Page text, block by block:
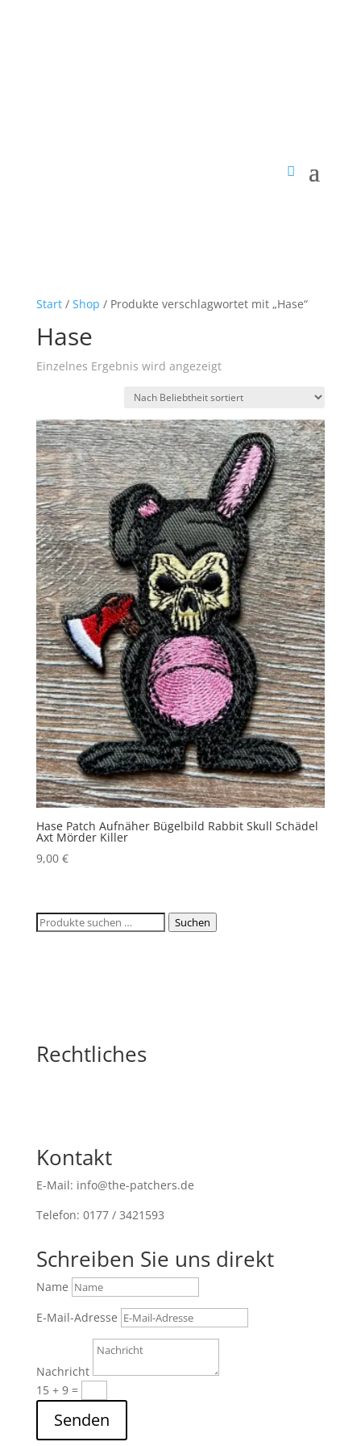
Start/ Shop / Produkte verschlagwortet mit „Hase“
Hase
Einzelnes Ergebnis wird angezeigt
Hase Patch Aufnäher Bügelbild Rabbit Skull Schädel
Axt Mörder Killer
9,00 €
Suchen
Suchen
Rechtliches
Kontakt
E-Mail: info@the-patchers.de
Telefon: 0177 / 3421593
Schreiben Sie uns direkt
Name
E-Mail-Adresse
Nachricht
15 + 9=
Senden